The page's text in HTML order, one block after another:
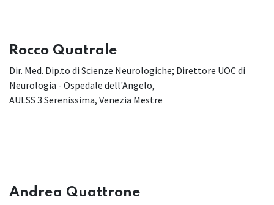
Rocco Quatrale
Dir. Med. Dip.to di Scienze Neurologiche; Direttore UOC di
Neurologia - Ospedale dell'Angelo,
AULSS 3 Serenissima, Venezia Mestre
Andrea Quattrone